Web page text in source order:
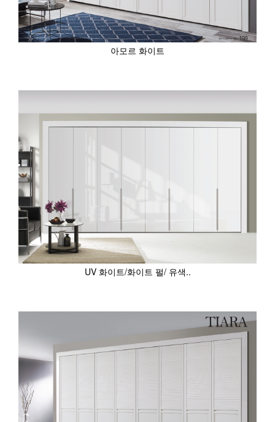
아모르 화이트
UV 화이트/화이트 펄/ 유색..